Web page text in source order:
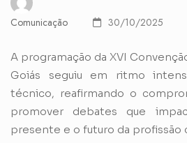
Comunicação 30/10/2025
A programação da XVI
Goiás seguiu em ritmo
técnico, reafirmando o
promover debates que
presente e o futuro da profissão